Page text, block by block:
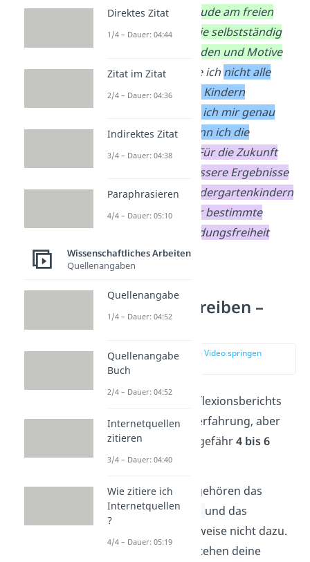
dieKinder große Freude am freien
Basteln haben und sie selbstständig
verschiedene Methoden und Motive
wählen.Jedoch sollte ichnicht alle
Entscheidungen den Kindern
überlassen
, weshalb ich mir genau
überlegen muss, wann ich die
Methode anwende.
Für die Zukunft
weiß ich, dass ich bessere Ergebnisse
erziele, wenn ich Kindergartenkindern
bei Projekten nur für bestimmte
Tätigkeiten Entscheidungsfreiheit
gebe.
Reflexion schreiben –
Formalia
zur Stelle im Video springen
(02:40)
Die Länge deines Reflexionsberichts
variiert je nach Lernerfahrung, aber
meist umfasst er ungefähr4 bis 6
Seiten .
Zum Seitenumfang gehören das
Literaturverzeichnis und das
normalerweise nicht dazu.
Auf dem Deckblatt stehen deine
Direktes Zitat
1/4 – Dauer: 04:44
Zitat im Zitat
2/4 – Dauer: 04:36
Indirektes Zitat
3/4 – Dauer: 04:38
Paraphrasieren
4/4 – Dauer: 05:10
Wissenschaftliches Arbeiten
Quellenangaben
Quellenangabe
1/4 – Dauer: 04:52
Quellenangabe
Buch
2/4 – Dauer: 04:52
Internetquellen
zitieren
3/4 – Dauer: 04:40
Wie zitiere ich
Internetquellen
?
4/4 – Dauer: 05:19